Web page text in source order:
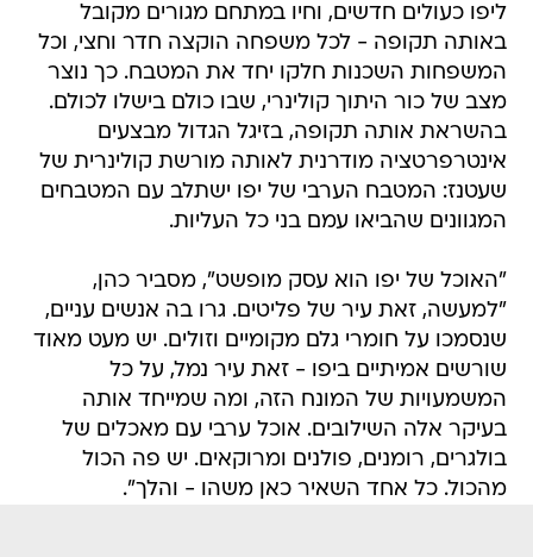
ליפו כעולים חדשים, וחיו במתחם מגורים מקובל
באותה תקופה - לכל משפחה הוקצה חדר וחצי, וכל
המשפחות השכנות חלקו יחד את המטבח. כך נוצר
מצב של כור היתוך קולינרי, שבו כולם בישלו לכולם.
בהשראת אותה תקופה, בזיגל הגדול מבצעים
אינטרפרטציה מודרנית לאותה מורשת קולינרית של
שעטנז: המטבח הערבי של יפו ישתלב עם המטבחים
המגוונים שהביאו עמם בני כל העליות.
"האוכל של יפו הוא עסק מופשט", מסביר כהן,
"למעשה, זאת עיר של פליטים. גרו בה אנשים עניים,
שנסמכו על חומרי גלם מקומיים וזולים. יש מעט מאוד
שורשים אמיתיים ביפו - זאת עיר נמל, על כל
המשמעויות של המונח הזה, ומה שמייחד אותה
בעיקר אלה השילובים. אוכל ערבי עם מאכלים של
בולגרים, רומנים, פולנים ומרוקאים. יש פה הכול
מהכול. כל אחד השאיר כאן משהו - והלך".